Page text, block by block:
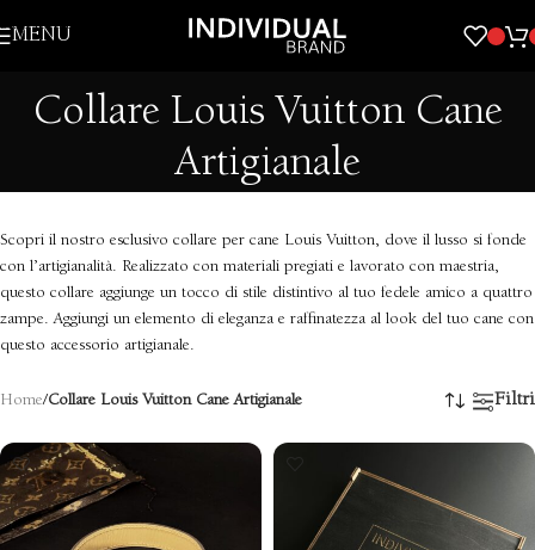
Skip to navigation
MENU
Collare Louis Vuitton Cane
Artigianale
Scopri il nostro esclusivo collare per cane Louis Vuitton, dove il lusso si fonde
con l’artigianalità. Realizzato con materiali pregiati e lavorato con maestria,
questo collare aggiunge un tocco di stile distintivo al tuo fedele amico a quattro
zampe. Aggiungi un elemento di eleganza e raffinatezza al look del tuo cane con
questo accessorio artigianale.
Home/Collare Louis Vuitton Cane Artigianale Filtri